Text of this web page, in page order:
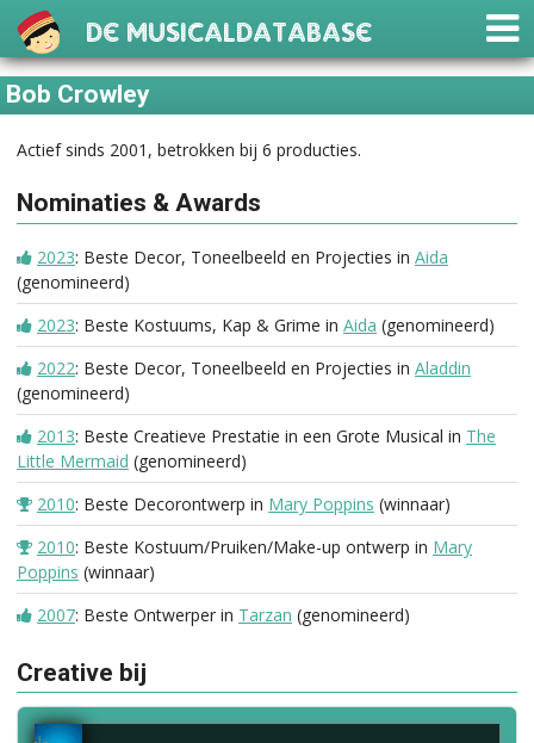
De Musicaldatabase
Bob Crowley
Actief sinds 2001, betrokken bij 6 producties.
Nominaties & Awards
2023: Beste Decor, Toneelbeeld en Projecties in Aida
(genomineerd)
2023: Beste Kostuums, Kap & Grime in Aida (genomineerd)
2022: Beste Decor, Toneelbeeld en Projecties in Aladdin
(genomineerd)
2013: Beste Creatieve Prestatie in een Grote Musical in The
Little Mermaid (genomineerd)
2010: Beste Decorontwerp in Mary Poppins (winnaar)
2010: Beste Kostuum/Pruiken/Make-up ontwerp in Mary
Poppins (winnaar)
2007: Beste Ontwerper in Tarzan (genomineerd)
Creative bij